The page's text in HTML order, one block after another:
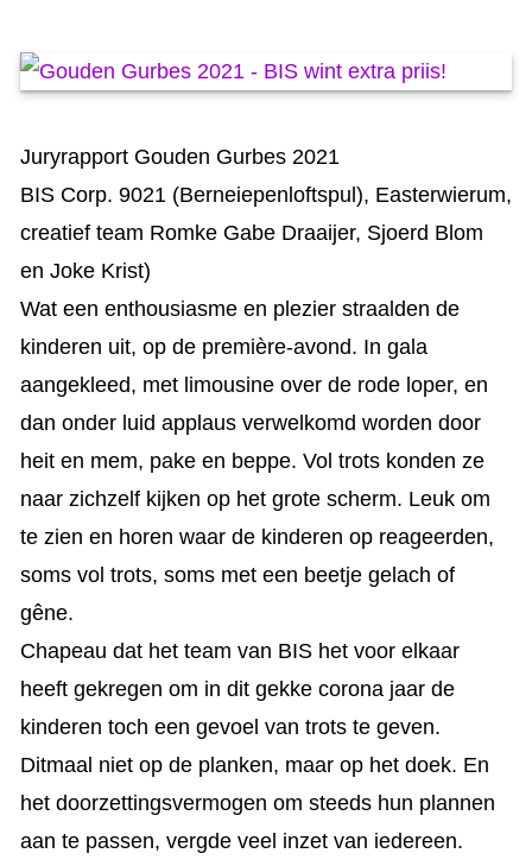
Juryrapport Gouden Gurbes 2021
BIS Corp. 9021 (Berneiepenloftspul), Easterwierum,
creatief team Romke Gabe Draaijer, Sjoerd Blom
en Joke Krist)
Wat een enthousiasme en plezier straalden de
kinderen uit, op de première-avond. In gala
aangekleed, met limousine over de rode loper, en
dan onder luid applaus verwelkomd worden door
heit en mem, pake en beppe. Vol trots konden ze
naar zichzelf kijken op het grote scherm. Leuk om
te zien en horen waar de kinderen op reageerden,
soms vol trots, soms met een beetje gelach of
gêne.
Chapeau dat het team van BIS het voor elkaar
heeft gekregen om in dit gekke corona jaar de
kinderen toch een gevoel van trots te geven.
Ditmaal niet op de planken, maar op het doek. En
het doorzettingsvermogen om steeds hun plannen
aan te passen, vergde veel inzet van iedereen.